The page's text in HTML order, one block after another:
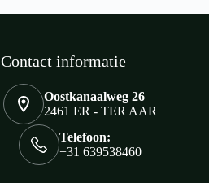
Contact informatie
Oostkanaalweg 26
2461 ER - TER AAR
Telefoon:
+31 639538460